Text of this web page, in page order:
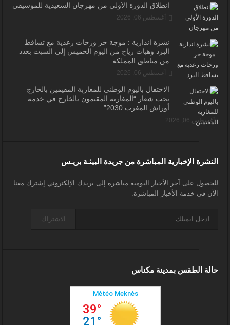
انطلاق الدورة الأولى من مهرجان السعيدية للموسيقى
أغسطس 06, 2026
نشرة انذارية : موجة حر وزخات رعدية مع تساقط
البرد وهبات رياح من اليوم الخميس إلى السبت بعدد
من مناطق المملكة
أغسطس 06, 2026
الاحتفال باليوم الوطني للمغاربة المقيمين بالخارج
تحت شعار “المغاربة المقيمون بالخارج في خدمة
أوراش المغرب 2030”
أغسطس 06, 2026
النشرة الإخبارية المباشرة من جريدة البيئـة بريـس
للحصول على آخر الأخبار اليومية مباشرة إلى بريدك الإلكتروني إشترك معنا
الآن في خدمة الأخبار المباشرة.
الاشتراك
حالة الطقس بمدينة مكناس